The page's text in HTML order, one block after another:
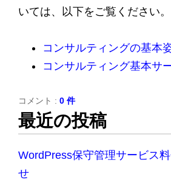
いては、以下をご覧ください。
コンサルティングの基本
コンサルティング基本サ
コメント : 0 件
最近の投稿
WordPress保守管理サービス
せ